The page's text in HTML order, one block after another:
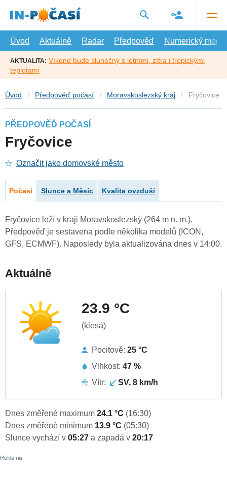
hlavní
Úvod
Aktuálně Radar Předpověď Numerický model
AKTUALITA: Víkend bude slunečný s letními, zítra i tropickými
teplotami
Úvod Předpověď počasí Moravskoslezský kraj Fryčovice
PŘEDPOVĚĎ POČASÍ
Fryčovice
Označit jako domovské město
Počasí Slunce a Měsíc Kvalita ovzduší
Fryčovice leží v kraji Moravskoslezský (264 m n. m.).
Předpověď je sestavena podle několika modelů (ICON,
GFS, ECMWF). Naposledy byla aktualizována dnes v 14:00.
Aktuálně
23.9 °C
(klesá)
Pocitově: 25 °C
Vlhkost: 47 %
Vítr:
SV, 8 km/h
Dnes změřené maximum 24.1 °C (16:30)
Dnes změřené minimum 13.9 °C (05:30)
Slunce vychází v 05:27 a zapadá v 20:17